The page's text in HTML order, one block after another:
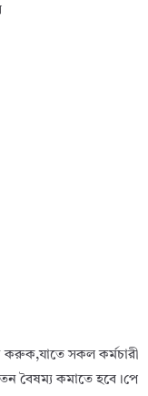
করুক,যাতে সকল কর্মচারী
বৈষম্য কমাতে হবে।পে